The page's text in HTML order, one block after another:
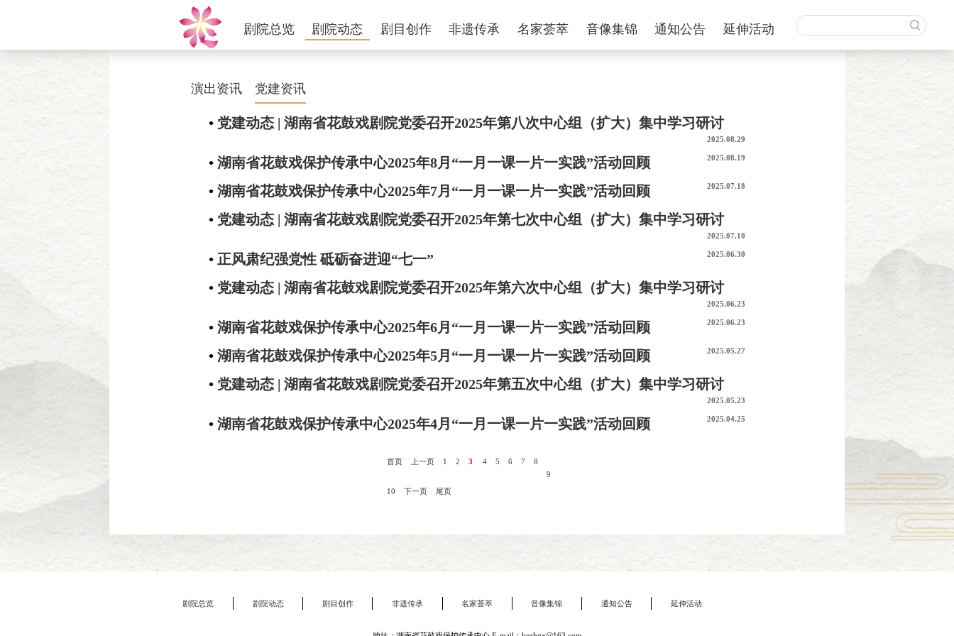
剧院总览 剧院动态 剧目创作 非遗传承 名家荟萃 音像集锦 通知公告 延伸活动
演出资讯 党建资讯
• 党建动态 | 湖南省花鼓戏剧院党委召开2025年第八次中心组（扩大）集中学习研讨
2025.08.29
• 湖南省花鼓戏保护传承中心2025年8月“一月一课一片一实践”活动回顾 2025.08.19
• 湖南省花鼓戏保护传承中心2025年7月“一月一课一片一实践”活动回顾 2025.07.18
• 党建动态 | 湖南省花鼓戏剧院党委召开2025年第七次中心组（扩大）集中学习研讨
2025.07.10
• 正风肃纪强党性 砥砺奋进迎“七一” 2025.06.30
• 党建动态 | 湖南省花鼓戏剧院党委召开2025年第六次中心组（扩大）集中学习研讨
2025.06.23
• 湖南省花鼓戏保护传承中心2025年6月“一月一课一片一实践”活动回顾 2025.06.23
• 湖南省花鼓戏保护传承中心2025年5月“一月一课一片一实践”活动回顾 2025.05.27
• 党建动态 | 湖南省花鼓戏剧院党委召开2025年第五次中心组（扩大）集中学习研讨
2025.05.23
• 湖南省花鼓戏保护传承中心2025年4月“一月一课一片一实践”活动回顾 2025.04.25
首页 上一页 1 2 3 4 5 6 7
8
9
10
下一页 尾页
剧院总览 剧院动态 剧目创作 非遗传承 名家荟萃 音像集锦 通知公告 延伸活动